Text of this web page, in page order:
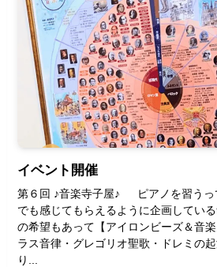
イベント開催
第６回 ♪音楽寺子屋♪ ピアノを習うっ
でも感じてもらえるように企画してい
の希望もあって【アイロンビーズ＆音
ラス音律・グレゴリオ聖歌・ドレミの
り...